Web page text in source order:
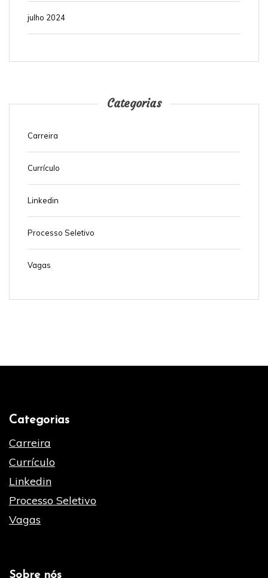
julho 2024
Categorias
Carreira
Currículo
Linkedin
Processo Seletivo
Vagas
Categorias
Carreira
Currículo
Linkedin
Processo Seletivo
Vagas
Sobre nós